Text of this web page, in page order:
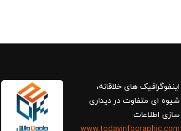
اینفوگرافیک های خلاقانه،
سازی اطلاعات